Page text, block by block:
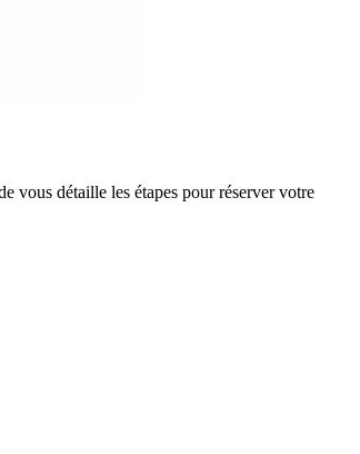
vous détaille les étapes pour réserver votre